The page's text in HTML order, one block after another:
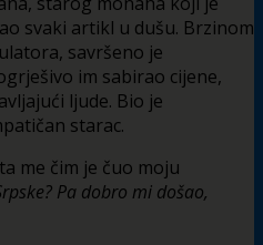
svaki artikl u dušu. Brzinom
savršeno je
im sabirao cijene,
ljude. Bio je
starac.
me čim je čuo moju
Pa dobro mi došao,